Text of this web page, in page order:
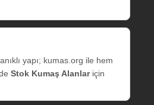
yapı; kumas.org ile hem
Stok Kumaş Alanlariçin